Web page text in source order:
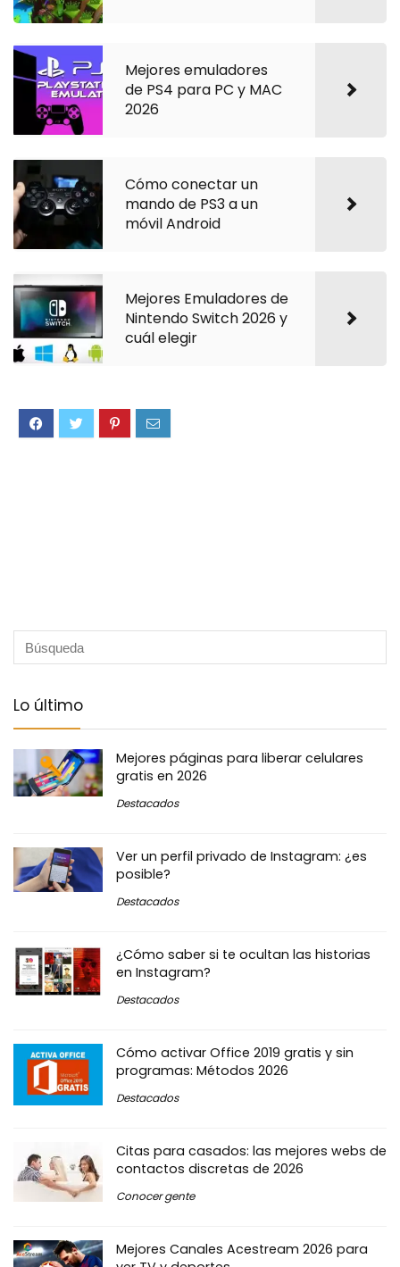
Mejores emuladores
de PS4 para PC y MAC
2026
Cómo conectar un
mando de PS3 a un
móvil Android
Mejores Emuladores de
Nintendo Switch 2026 y
cuál elegir
Lo último
Mejores páginas para liberar celulares
gratis en 2026
Destacados
Ver un perfil privado de Instagram: ¿es
posible?
Destacados
¿Cómo saber si te ocultan las historias
en Instagram?
Destacados
Cómo activar Office 2019 gratis y sin
programas: Métodos 2026
Destacados
Citas para casados: las mejores webs de
contactos discretas de 2026
Conocer gente
Mejores Canales Acestream 2026 para